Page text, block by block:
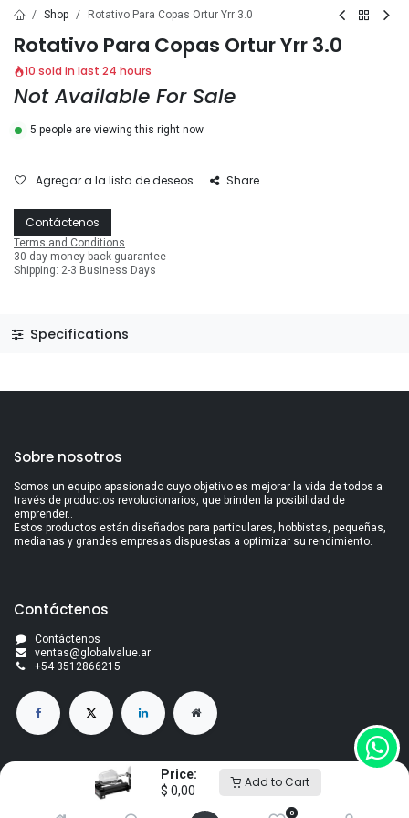
Price:
$ 0,00
Add to Cart
0
Shop Rotativo Para Copas Ortur Yrr 3.0
Rotativo Para Copas Ortur Yrr 3.0
10 sold in last 24 hours
Not Available For Sale
5 people are viewing this right now
Agregar a la lista de deseos Share
Contáctenos
Terms and Conditions
30-day money-back guarantee
Shipping: 2-3 Business Days
Specifications
Sobre nosotros
Somos un equipo apasionado cuyo objetivo es mejorar la vida de todos a
través de productos revolucionarios, que brinden la posibilidad de
emprender..
Estos productos están diseñados para particulares, hobbistas, pequeñas,
medianas y grandes empresas dispuestas a optimizar su rendimiento.
Contáctenos
Contáctenos
ventas@globalvalue.ar
+54 3512866215
Derechos de autor Global Value S.A
Con la tecnología de
- El mejor Comercio electrónico de código